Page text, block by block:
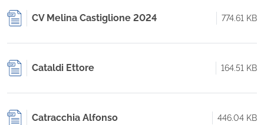
CV Melina Castiglione 2024 774.61 KB
Cataldi Ettore 164.51 KB
Catracchia Alfonso 446.04 KB